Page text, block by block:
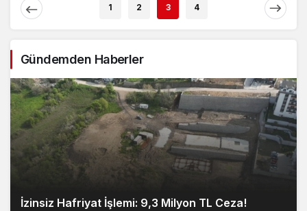
1 2 3 4
Gündemden Haberler
İzinsiz Hafriyat İşlemi: 9,3 Milyon TL Ceza!